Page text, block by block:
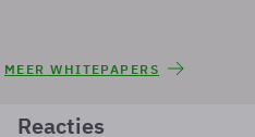
MEER WHITEPAPERS
Reacties